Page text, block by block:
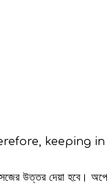
keeping
উত্তর দেয়া হবে।